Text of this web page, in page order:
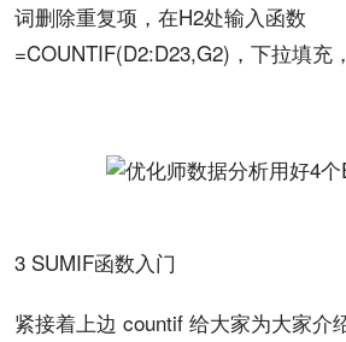
词删除重复项，在H2处输入函数
=COUNTIF(D2:D23,G2)，下拉填充
3 SUMIF函数入门
紧接着上边 countif 给大家为大家介